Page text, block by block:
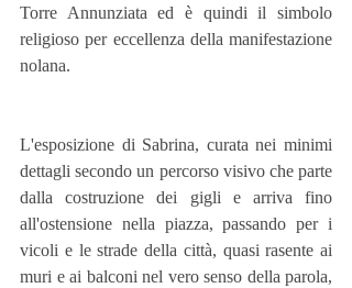
Torre Annunziata ed è quindi il simbolo
religioso per eccellenza della manifestazione
nolana.
L'esposizione di Sabrina, curata nei minimi
dettagli secondo un percorso visivo che parte
dalla costruzione dei gigli e arriva fino
all'ostensione nella piazza, passando per i
vicoli e le strade della città, quasi rasente ai
muri e ai balconi nel vero senso della parola,